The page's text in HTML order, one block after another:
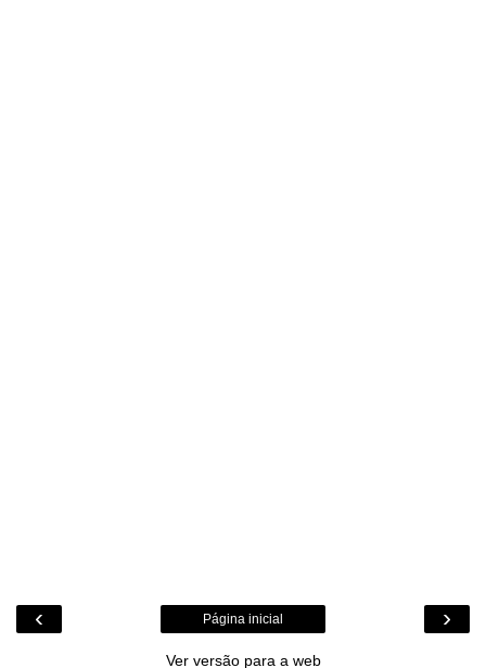
‹ ›
Página inicial
Ver versão para a web